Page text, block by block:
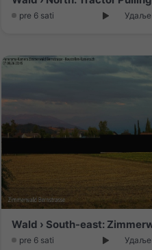
pre 6 sati
Wald › South-east:
pre 6 sati